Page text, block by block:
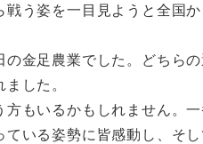
う姿を一目見ようと全国
金足農業でした。どちら
した。
もいるかもしれません。
いる姿勢に皆感動し、そ